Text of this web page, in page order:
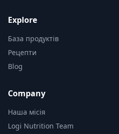
Explore
База продуктів
Рецепти
Blog
Company
Наша місія
Logi Nutrition Team